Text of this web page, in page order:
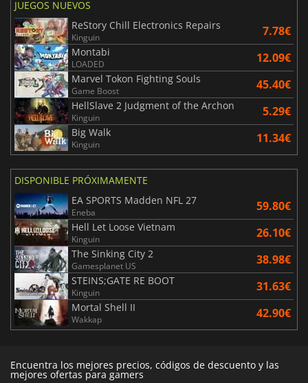
JUEGOS NUEVOS
ReStory Chill Electronics Repairs
Kinguin 7.78€
Montabi
LOADED 12.09€
Marvel Tokon Fighting Souls
Game Boost 45.40€
HellSlave 2 Judgment of the Archon
Kinguin 5.29€
Big Walk
Kinguin 11.34€
DISPONIBLE PRÓXIMAMENTE
EA SPORTS Madden NFL 27
Eneba 59.80€
Hell Let Loose Vietnam
Kinguin 26.10€
The Sinking City 2
Gamesplanet US 38.98€
STEINS;GATE RE BOOT
Kinguin 31.63€
Mortal Shell II
Wakkap 42.90€
Encuentra los mejores precios, códigos de descuento y las
mejores ofertas para gamers